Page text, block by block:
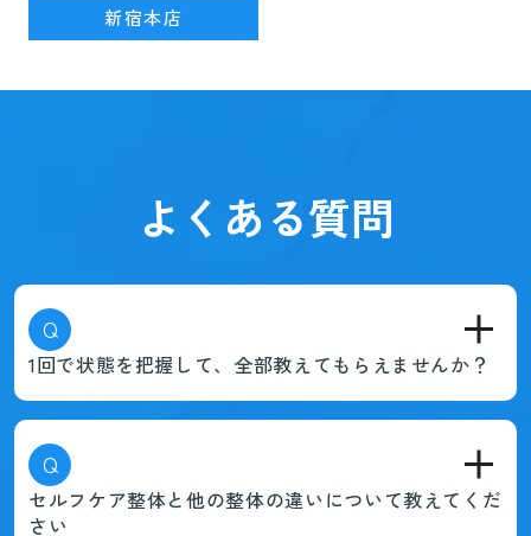
新宿本店
よくある質問
Q
1回で状態を把握して、全部教えてもらえませんか？
Q
セルフケア整体と他の整体の違いについて教えてくだ
さい